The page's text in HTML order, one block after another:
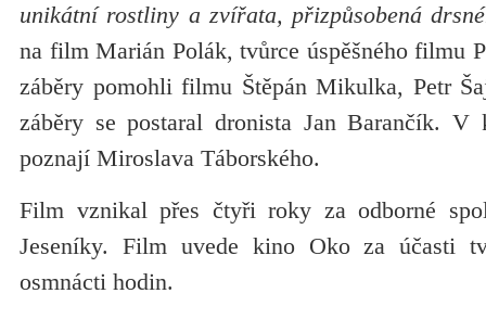
unikátní rostliny a zvířata, přizpůsobená
na film Marián Polák, tvůrce úspěšného filmu
záběry pomohli filmu Štěpán Mikulka, Petr
záběry se postaral dronista Jan Barančík. V
poznají Miroslava Táborského.
Film vznikal přes čtyři roky za odborné
Jeseníky. Film uvede kino Oko za účasti
osmnácti hodin.